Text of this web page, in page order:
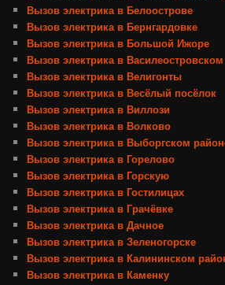
Вызов электрика в Белоострове
Вызов электрика в Бернгардовке
Вызов электрика в Большой Ижоре
Вызов электрика в
Вызов электрика в Велигонты
Вызов электрика в Весёлый посёлок
Вызов электрика в Виллози
Вызов электрика в Волково
Вызов электрика в Выборгском
Вызов электрика в Горелово
Вызов электрика в Горскую
Вызов электрика в Гостилицах
Вызов электрика в Грачёвке
Вызов электрика в Дачное
Вызов электрика в Зеленогорске
Вызов электрика в Калининском
Вызов электрика в Каменку